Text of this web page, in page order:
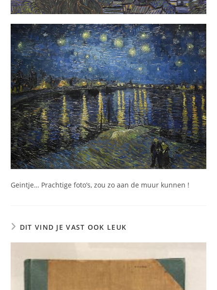
Geintje… Prachtige foto’s, zou zo aan de muur kunnen !
DIT VIND JE VAST OOK LEUK